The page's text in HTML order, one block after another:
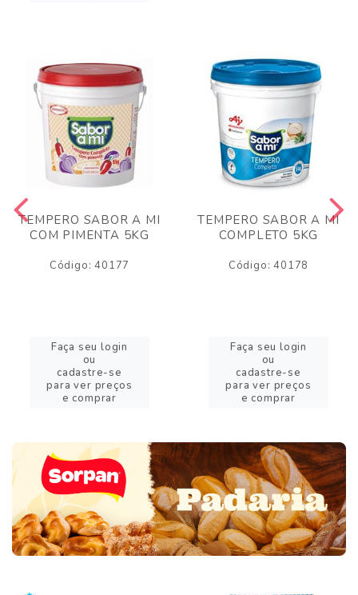
TEMPERO SABOR A MI
COM PIMENTA 5KG
Código: 40177
Faça seu login
ou
cadastre-se
para ver preços
e comprar
TEMPERO SABOR A MI
COMPLETO 5KG
Código: 40178
Faça seu login
ou
cadastre-se
para ver preços
e comprar